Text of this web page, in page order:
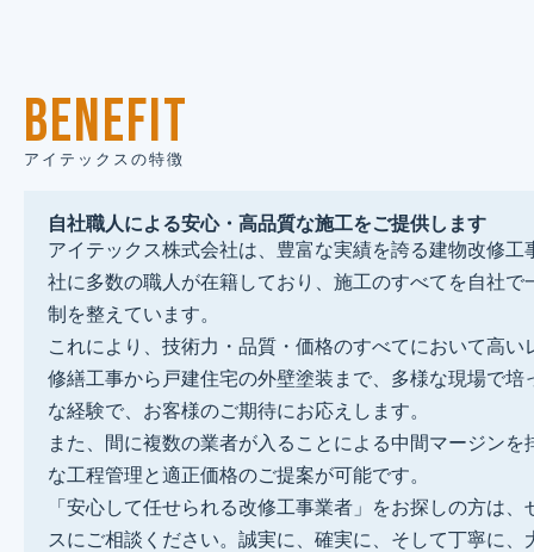
BENEFIT
アイテックスの特徴
自社職人による安心・高品質な施工をご提供します
アイテックス株式会社は、豊富な実績を誇る建物改修工
社に多数の職人が在籍しており、施工のすべてを自社で
制を整えています。
これにより、技術力・品質・価格のすべてにおいて高い
修繕工事から戸建住宅の外壁塗装まで、多様な現場で培
な経験で、お客様のご期待にお応えします。
また、間に複数の業者が入ることによる中間マージンを
な工程管理と適正価格のご提案が可能です。
「安心して任せられる改修工事業者」をお探しの方は
スにご相談ください。誠実に、確実に、そして丁寧に、